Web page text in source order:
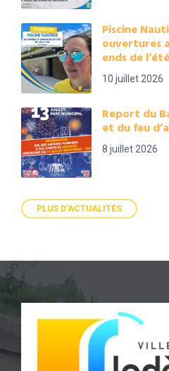
Piscine
ouvertures
ends de l’été
10 juillet 2026
Report du
et du feu
8 juillet 2026
PLUS D'ACTUALITÉS